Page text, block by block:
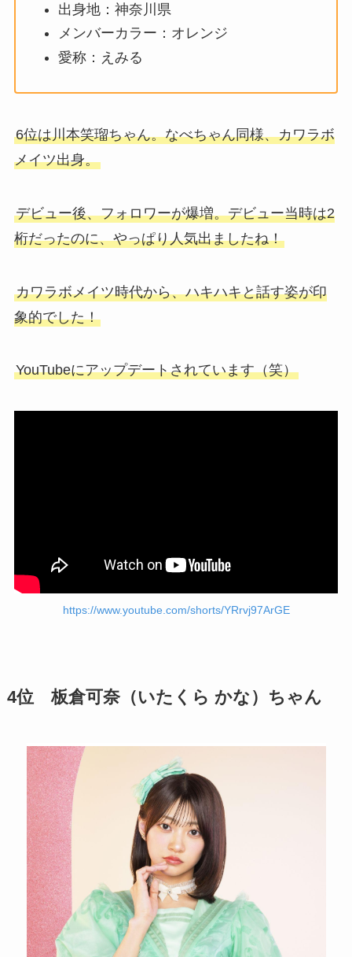
出身地：神奈川県
メンバーカラー：オレンジ
愛称：えみる
6位は川本笑瑠ちゃん。なべちゃん同様、カワラボ
メイツ出身。
デビュー後、フォロワーが爆増。デビュー当時は2
桁だったのに、やっぱり人気出ましたね！
カワラボメイツ時代から、ハキハキと話す姿が印
象的でした！
YouTubeにアップデートされています（笑）
https://www.youtube.com/shorts/YRrvj97ArGE
4位 板倉可奈（いたくら かな）ちゃん